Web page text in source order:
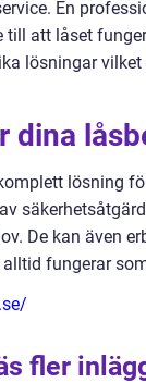
En
att låset
lösningar
dina
lösning
De kan även
fungerar
fler